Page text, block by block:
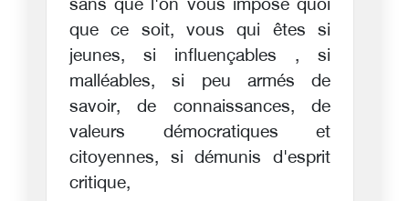
sans que l'on vous impose quoi
que ce soit, vous qui êtes si
jeunes, si influençables , si
malléables, si peu armés de
savoir, de connaissances, de
valeurs démocratiques et
citoyennes, si démunis d'esprit
critique,